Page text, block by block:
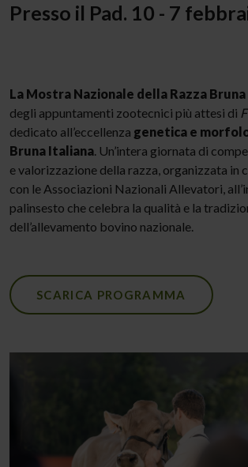
Presso il Pad. 10 - 7
La Mostra Nazionale della Razza Bruna
degli appuntamenti zootecnici più attesi di
dedicato all’eccellenza genetica e
Bruna Italiana. Un’intera giornata di
e valorizzazione della razza, organizzata in
con le Associazioni Nazionali Allevatori,
palinsesto che celebra la qualità e la
dell’allevamento bovino nazionale.
SCARICA PROGRAMMA